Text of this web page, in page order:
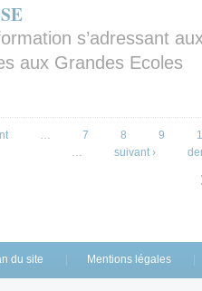
s’adressant
aux Grandes Ecoles
… 7 8 9
…
suivant ›
du site Mentions légales